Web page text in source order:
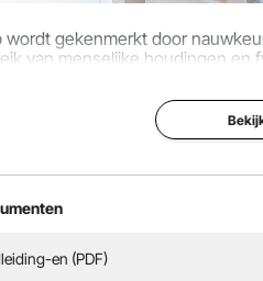
wordt gekenmerkt door
van menselijke houdingen
en (PDF)